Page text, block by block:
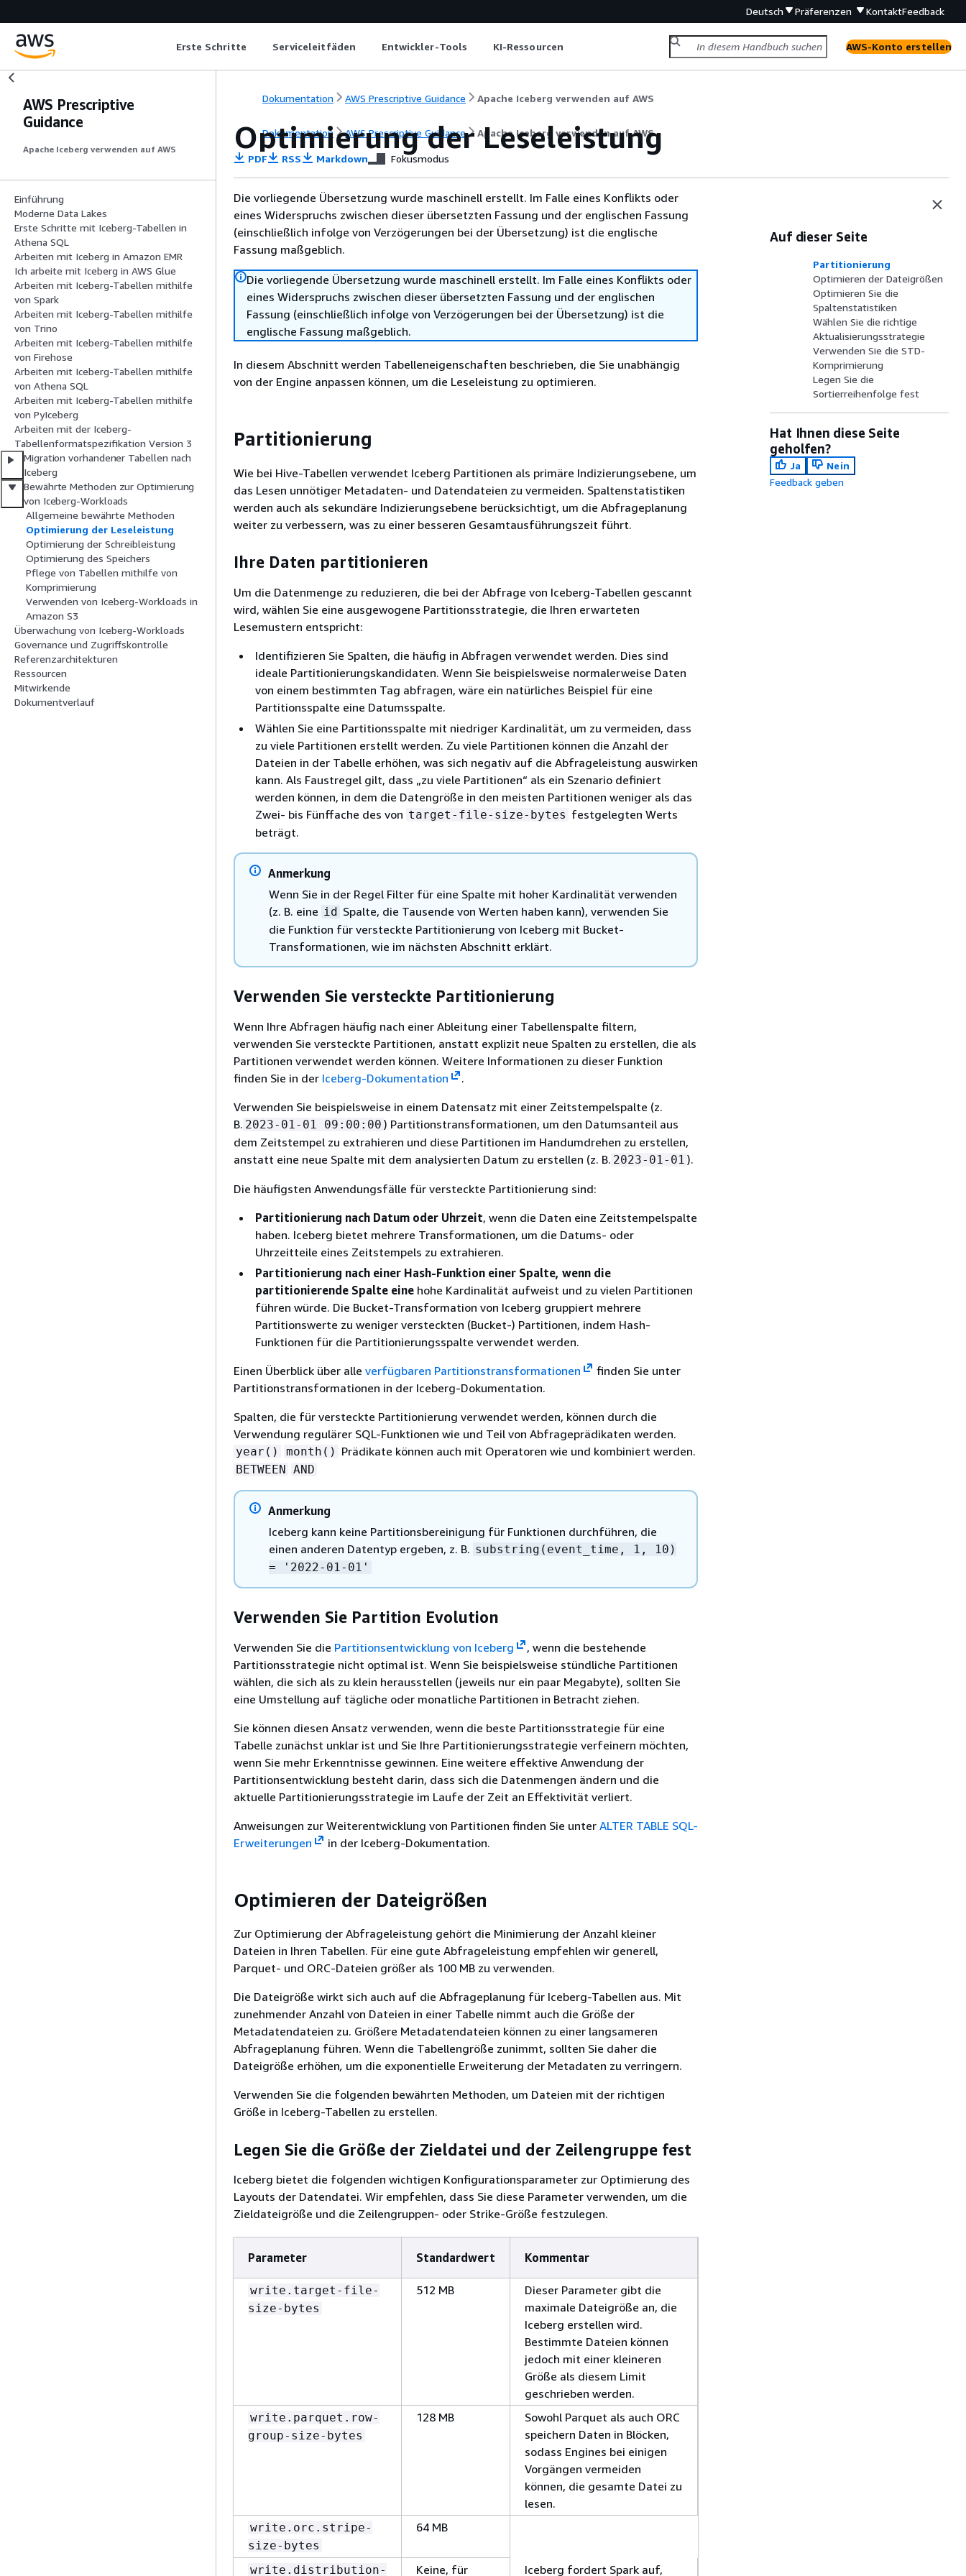
Deutsch Präferenzen KontaktFeedback
Erste Schritte Serviceleitfäden Entwickler-Tools KI-Ressourcen AWS-Konto erstellen
AWS Prescriptive
Guidance
Apache Iceberg verwenden auf AWS
Einführung
Moderne Data Lakes
Erste Schritte mit Iceberg-Tabellen in
Athena SQL
Arbeiten mit Iceberg in Amazon EMR
Ich arbeite mit Iceberg in AWS Glue
Arbeiten mit Iceberg-Tabellen mithilfe
von Spark
Arbeiten mit Iceberg-Tabellen mithilfe
von Trino
Arbeiten mit Iceberg-Tabellen mithilfe
von Firehose
Arbeiten mit Iceberg-Tabellen mithilfe
von Athena SQL
Arbeiten mit Iceberg-Tabellen mithilfe
von PyIceberg
Arbeiten mit der Iceberg-
Tabellenformatspezifikation Version 3
Migration vorhandener Tabellen nach
Iceberg
Bewährte Methoden zur Optimierung
von Iceberg-Workloads
Allgemeine bewährte Methoden
Optimierung der Leseleistung
Optimierung der Schreibleistung
Optimierung des Speichers
Pflege von Tabellen mithilfe von
Komprimierung
Verwenden von Iceberg-Workloads in
Amazon S3
Überwachung von Iceberg-Workloads
Governance und Zugriffskontrolle
Referenzarchitekturen
Ressourcen
Mitwirkende
Dokumentverlauf
Dokumentation AWS Prescriptive Guidance Apache Iceberg verwenden auf AWS
Dokumentation AWS Prescriptive Guidance Apache Iceberg verwenden auf AWS
Optimierung der Leseleistung
PDF RSS Markdown Fokusmodus
Die vorliegende Übersetzung wurde maschinell erstellt. Im Falle eines Konflikts oder
eines Widerspruchs zwischen dieser übersetzten Fassung und der englischen Fassung
(einschließlich infolge von Verzögerungen bei der Übersetzung) ist die englische
Fassung maßgeblich.
Die vorliegende Übersetzung wurde maschinell erstellt. Im Falle eines Konflikts oder
eines Widerspruchs zwischen dieser übersetzten Fassung und der englischen
Fassung (einschließlich infolge von Verzögerungen bei der Übersetzung) ist die
englische Fassung maßgeblich.
In diesem Abschnitt werden Tabelleneigenschaften beschrieben, die Sie unabhängig
von der Engine anpassen können, um die Leseleistung zu optimieren.
Partitionierung
Wie bei Hive-Tabellen verwendet Iceberg Partitionen als primäre Indizierungsebene, um
das Lesen unnötiger Metadaten- und Datendateien zu vermeiden. Spaltenstatistiken
werden auch als sekundäre Indizierungsebene berücksichtigt, um die Abfrageplanung
weiter zu verbessern, was zu einer besseren Gesamtausführungszeit führt.
Ihre Daten partitionieren
Um die Datenmenge zu reduzieren, die bei der Abfrage von Iceberg-Tabellen gescannt
wird, wählen Sie eine ausgewogene Partitionsstrategie, die Ihren erwarteten
Lesemustern entspricht:
Identifizieren Sie Spalten, die häufig in Abfragen verwendet werden. Dies sind
ideale Partitionierungskandidaten. Wenn Sie beispielsweise normalerweise Daten
von einem bestimmten Tag abfragen, wäre ein natürliches Beispiel für eine
Partitionsspalte eine Datumsspalte.
Wählen Sie eine Partitionsspalte mit niedriger Kardinalität, um zu vermeiden, dass
zu viele Partitionen erstellt werden. Zu viele Partitionen können die Anzahl der
Dateien in der Tabelle erhöhen, was sich negativ auf die Abfrageleistung auswirken
kann. Als Faustregel gilt, dass „zu viele Partitionen“ als ein Szenario definiert
werden können, in dem die Datengröße in den meisten Partitionen weniger als das
Zwei- bis Fünffache des von target-file-size-bytes festgelegten Werts
beträgt.
Anmerkung
Wenn Sie in der Regel Filter für eine Spalte mit hoher Kardinalität verwenden
(z. B. eine id Spalte, die Tausende von Werten haben kann), verwenden Sie
die Funktion für versteckte Partitionierung von Iceberg mit Bucket-
Transformationen, wie im nächsten Abschnitt erklärt.
Verwenden Sie versteckte Partitionierung
Wenn Ihre Abfragen häufig nach einer Ableitung einer Tabellenspalte filtern,
verwenden Sie versteckte Partitionen, anstatt explizit neue Spalten zu erstellen, die als
Partitionen verwendet werden können. Weitere Informationen zu dieser Funktion
finden Sie in der Iceberg-Dokumentation
.
Verwenden Sie beispielsweise in einem Datensatz mit einer Zeitstempelspalte (z.
B. 2023-01-01 09:00:00 ) Partitionstransformationen, um den Datumsanteil aus
dem Zeitstempel zu extrahieren und diese Partitionen im Handumdrehen zu erstellen,
anstatt eine neue Spalte mit dem analysierten Datum zu erstellen (z. B. 2023-01-01 ).
Die häufigsten Anwendungsfälle für versteckte Partitionierung sind:
Partitionierung nach Datum oder Uhrzeit, wenn die Daten eine Zeitstempelspalte
haben. Iceberg bietet mehrere Transformationen, um die Datums- oder
Uhrzeitteile eines Zeitstempels zu extrahieren.
Partitionierung nach einer Hash-Funktion einer Spalte, wenn die
partitionierende Spalte eine hohe Kardinalität aufweist und zu vielen Partitionen
führen würde. Die Bucket-Transformation von Iceberg gruppiert mehrere
Partitionswerte zu weniger versteckten (Bucket-) Partitionen, indem Hash-
Funktionen für die Partitionierungsspalte verwendet werden.
Einen Überblick über alle verfügbaren Partitionstransformationen
finden Sie unter
Partitionstransformationen in der Iceberg-Dokumentation.
Spalten, die für versteckte Partitionierung verwendet werden, können durch die
Verwendung regulärer SQL-Funktionen wie und Teil von Abfrageprädikaten werden.
year() month() Prädikate können auch mit Operatoren wie und kombiniert werden.
BETWEEN AND
Anmerkung
Iceberg kann keine Partitionsbereinigung für Funktionen durchführen, die
einen anderen Datentyp ergeben, z. B. substring(event_time, 1, 10)
= '2022-01-01'
Verwenden Sie Partition Evolution
Verwenden Sie die Partitionsentwicklung von Iceberg
, wenn die bestehende
Partitionsstrategie nicht optimal ist. Wenn Sie beispielsweise stündliche Partitionen
wählen, die sich als zu klein herausstellen (jeweils nur ein paar Megabyte), sollten Sie
eine Umstellung auf tägliche oder monatliche Partitionen in Betracht ziehen.
Sie können diesen Ansatz verwenden, wenn die beste Partitionsstrategie für eine
Tabelle zunächst unklar ist und Sie Ihre Partitionierungsstrategie verfeinern möchten,
wenn Sie mehr Erkenntnisse gewinnen. Eine weitere effektive Anwendung der
Partitionsentwicklung besteht darin, dass sich die Datenmengen ändern und die
aktuelle Partitionierungsstrategie im Laufe der Zeit an Effektivität verliert.
Anweisungen zur Weiterentwicklung von Partitionen finden Sie unter ALTER TABLE SQL-
Erweiterungen
in der Iceberg-Dokumentation.
Optimieren der Dateigrößen
Zur Optimierung der Abfrageleistung gehört die Minimierung der Anzahl kleiner
Dateien in Ihren Tabellen. Für eine gute Abfrageleistung empfehlen wir generell,
Parquet- und ORC-Dateien größer als 100 MB zu verwenden.
Die Dateigröße wirkt sich auch auf die Abfrageplanung für Iceberg-Tabellen aus. Mit
zunehmender Anzahl von Dateien in einer Tabelle nimmt auch die Größe der
Metadatendateien zu. Größere Metadatendateien können zu einer langsameren
Abfrageplanung führen. Wenn die Tabellengröße zunimmt, sollten Sie daher die
Dateigröße erhöhen, um die exponentielle Erweiterung der Metadaten zu verringern.
Verwenden Sie die folgenden bewährten Methoden, um Dateien mit der richtigen
Größe in Iceberg-Tabellen zu erstellen.
Legen Sie die Größe der Zieldatei und der Zeilengruppe fest
Iceberg bietet die folgenden wichtigen Konfigurationsparameter zur Optimierung des
Layouts der Datendatei. Wir empfehlen, dass Sie diese Parameter verwenden, um die
Zieldateigröße und die Zeilengruppen- oder Strike-Größe festzulegen.
Parameter Standardwert Kommentar
write.target-file-
size-bytes
512 MB
Dieser Parameter gibt die
maximale Dateigröße an, die
Iceberg erstellen wird.
Bestimmte Dateien können
jedoch mit einer kleineren
Größe als diesem Limit
geschrieben werden.
write.parquet.row-
group-size-bytes
128 MB
Sowohl Parquet als auch ORC
speichern Daten in Blöcken,
sodass Engines bei einigen
Vorgängen vermeiden
können, die gesamte Datei zu
lesen.
write.orc.stripe-
size-bytes
64 MB
write.distribution- Keine, für Iceberg fordert Spark auf,
Auf dieser Seite
Partitionierung
Optimieren der Dateigrößen
Optimieren Sie die
Spaltenstatistiken
Wählen Sie die richtige
Aktualisierungsstrategie
Verwenden Sie die STD-
Komprimierung
Legen Sie die
Sortierreihenfolge fest
Hat Ihnen diese Seite
geholfen?
Ja
Nein
Feedback geben